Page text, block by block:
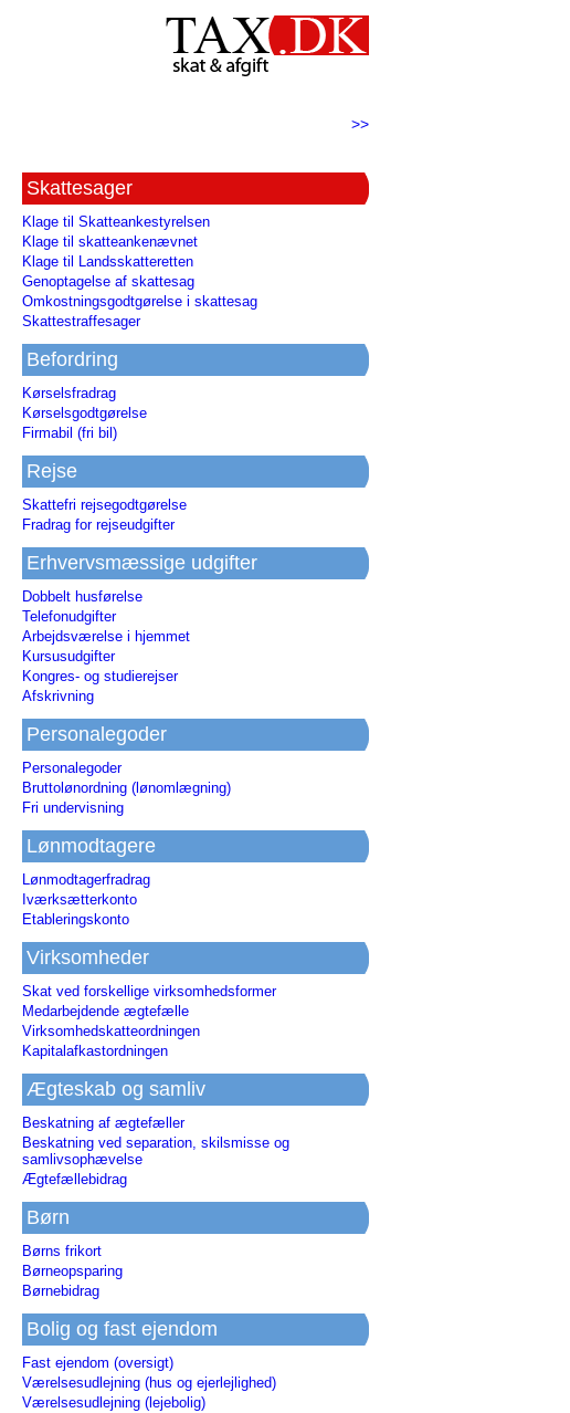
>>
Skattesager
Klage til Skatteankestyrelsen
Klage til skatteankenævnet
Klage til Landsskatteretten
Genoptagelse af skattesag
Omkostningsgodtgørelse i skattesag
Skattestraffesager
Befordring
Kørselsfradrag
Kørselsgodtgørelse
Firmabil (fri bil)
Rejse
Skattefri rejsegodtgørelse
Fradrag for rejseudgifter
Erhvervsmæssige udgifter
Dobbelt husførelse
Telefonudgifter
Arbejdsværelse i hjemmet
Kursusudgifter
Kongres- og studierejser
Afskrivning
Personalegoder
Personalegoder
Bruttolønordning (lønomlægning)
Fri undervisning
Lønmodtagere
Lønmodtagerfradrag
Iværksætterkonto
Etableringskonto
Virksomheder
Skat ved forskellige virksomhedsformer
Medarbejdende ægtefælle
Virksomhedskatteordningen
Kapitalafkastordningen
Ægteskab og samliv
Beskatning af ægtefæller
Beskatning ved separation, skilsmisse og
samlivsophævelse
Ægtefællebidrag
Børn
Børns frikort
Børneopsparing
Børnebidrag
Bolig og fast ejendom
Fast ejendom (oversigt)
Værelsesudlejning (hus og ejerlejlighed)
Værelsesudlejning (lejebolig)